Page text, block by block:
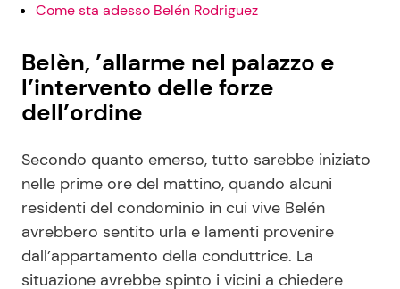
Come sta adesso Belén Rodriguez
Belèn, ’allarme nel palazzo e
l’intervento delle forze
dell’ordine
Secondo quanto emerso, tutto sarebbe iniziato
nelle prime ore del mattino, quando alcuni
residenti del condominio in cui vive Belén
avrebbero sentito urla e lamenti provenire
dall’appartamento della conduttrice. La
situazione avrebbe spinto i vicini a chiedere